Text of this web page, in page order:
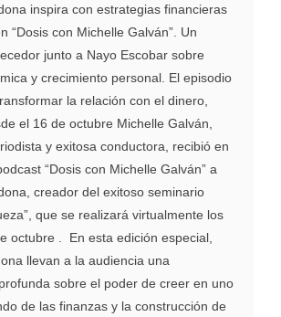
inspira con estrategias financieras
“Dosis con Michelle Galván”. Un
junto a Nayo Escobar sobre
y crecimiento personal. El episodio
la relación con el dinero,
el 16 de octubre Michelle Galván,
y exitosa conductora, recibió en
“Dosis con Michelle Galván” a
creador del exitoso seminario
que se realizará virtualmente los
octubre . En esta edición especial,
llevan a la audiencia una
sobre el poder de creer en uno
de las finanzas y la construcción de